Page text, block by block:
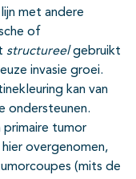
met andere
of
structureelgebruikt
invasie groei.
kan van
ondersteunen.
primaire tumor
overgenomen,
(mits de